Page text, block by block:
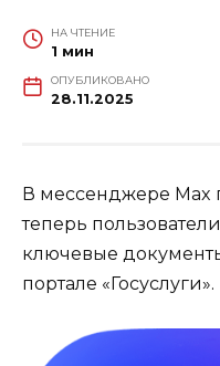
НА ЧТЕНИЕ
1 мин
ОПУБЛИКОВАНО
28.11.2025
В мессенджере Max
теперь
ключевые
портале «Госуслуги».